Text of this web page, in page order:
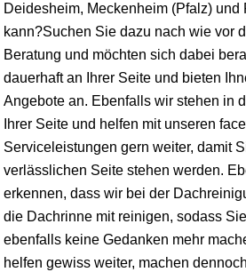
Deidesheim, Meckenheim (Pfalz) und
kann?Suchen Sie dazu nach wie vor
Beratung und möchten sich dabei
dauerhaft an Ihrer Seite und bieten
Angebote an. Ebenfalls wir stehen in
Ihrer Seite und helfen mit unseren
Serviceleistungen gern weiter, damit
verlässlichen Seite stehen werden.
erkennen, dass wir bei der
die Dachrinne mit reinigen, sodass
ebenfalls keine Gedanken mehr
helfen gewiss weiter, machen